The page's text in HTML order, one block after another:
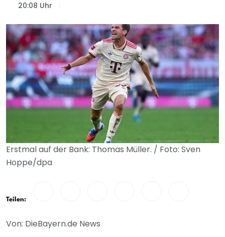
20:08 Uhr
Erstmal auf der Bank: Thomas Müller. / Foto: Sven
Hoppe/dpa
Teilen:
Von: DieBayern.de News